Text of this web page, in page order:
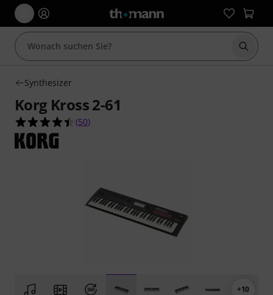
Suche
Synthesizer
Korg Kross 2-61
4.4 von 5 Sternen aus 50 Kundenbewertungen
(50)
+10